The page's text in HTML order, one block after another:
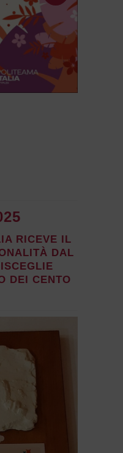
RICEVE IL
DAL
DEI CENTO